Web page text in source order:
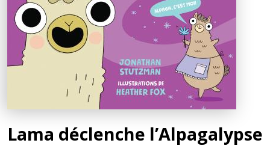
Lama déclenche l’Alpagalypse